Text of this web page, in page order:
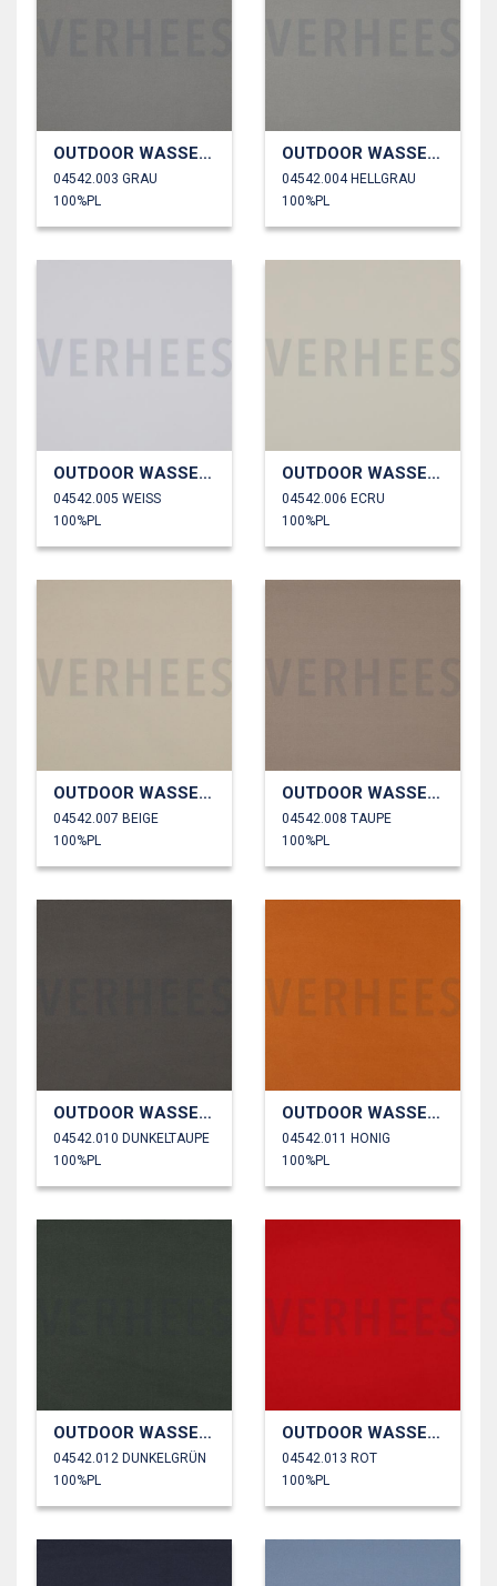
OUTDOOR WASSERDICHT
04542.003 GRAU
100%PL
OUTDOOR WASSERDICHT
04542.004 HELLGRAU
100%PL
OUTDOOR WASSERDICHT
04542.005 WEISS
100%PL
OUTDOOR WASSERDICHT
04542.006 ECRU
100%PL
OUTDOOR WASSERDICHT
04542.007 BEIGE
100%PL
OUTDOOR WASSERDICHT
04542.008 TAUPE
100%PL
OUTDOOR WASSERDICHT
04542.010 DUNKELTAUPE
100%PL
OUTDOOR WASSERDICHT
04542.011 HONIG
100%PL
OUTDOOR WASSERDICHT
04542.012 DUNKELGRÜN
100%PL
OUTDOOR WASSERDICHT
04542.013 ROT
100%PL